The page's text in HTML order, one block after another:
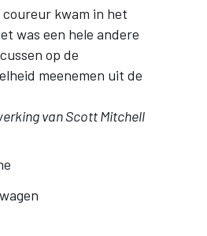
kwam in het
was een hele andere
op de
meenemen uit de
van Scott Mitchell